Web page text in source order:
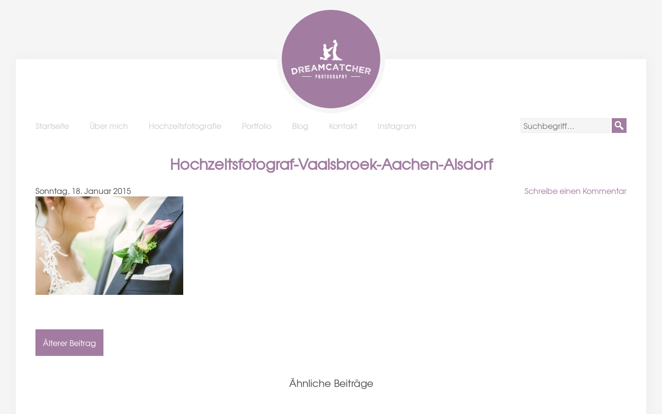
Startseite Über mich Hochzeitsfotografie Portfolio Blog Kontakt Instagram
Hochzeitsfotograf-Vaalsbroek-Aachen-Alsdorf
Sonntag, 18. Januar 2015 Schreibe einen Kommentar
Älterer Beitrag
Ähnliche Beiträge